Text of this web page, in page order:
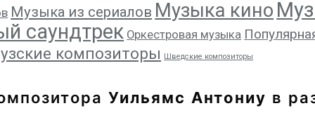
Музыка из сериалов Музыка кино
саундтрек Оркестровая музыка
композиторы Шведские композиторы
Уильямс Антониу в